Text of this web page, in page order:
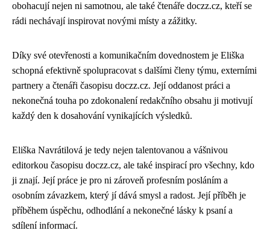
obohacují nejen ni samotnou, ale také čtenáře doczz.cz, kteří se
rádi nechávají inspirovat novými místy a zážitky.
Díky své otevřenosti a komunikačním dovednostem je Eliška
schopná efektivně spolupracovat s dalšími členy týmu, externími
partnery a čtenáři časopisu doczz.cz. Její oddanost práci a
nekonečná touha po zdokonalení redakčního obsahu ji motivují
každý den k dosahování vynikajících výsledků.
Eliška Navrátilová je tedy nejen talentovanou a vášnivou
editorkou časopisu doczz.cz, ale také inspirací pro všechny, kdo
ji znají. Její práce je pro ni zároveň profesním posláním a
osobním závazkem, který jí dává smysl a radost. Její příběh je
příběhem úspěchu, odhodlání a nekonečné lásky k psaní a
sdílení informací.